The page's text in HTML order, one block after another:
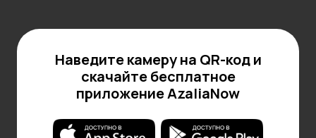
Наведите камеру на QR-код и
скачайте бесплатное
приложение AzaliaNow